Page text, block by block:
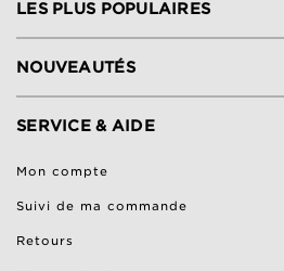
LES PLUS POPULAIRES
NOUVEAUTÉS
SERVICE & AIDE
Mon compte
Suivi de ma commande
Retours